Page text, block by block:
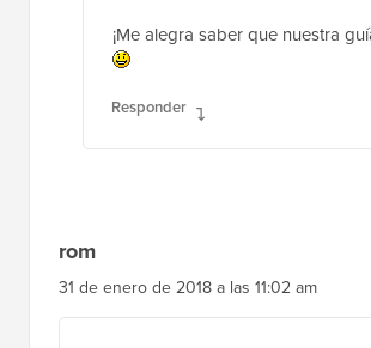
¡Me alegra saber que nuestra
Responder
rom
31 de enero de 2018 a las 11:02 am